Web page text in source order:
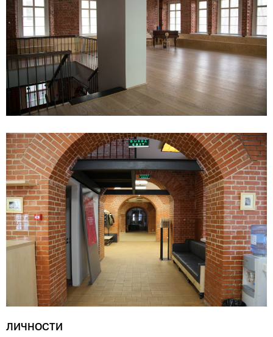
ЛИЧНОСТИ